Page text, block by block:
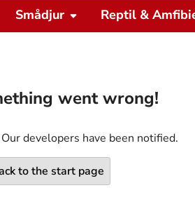
Smådjur Reptil &
went wrong!
developers have been notified.
to the start page